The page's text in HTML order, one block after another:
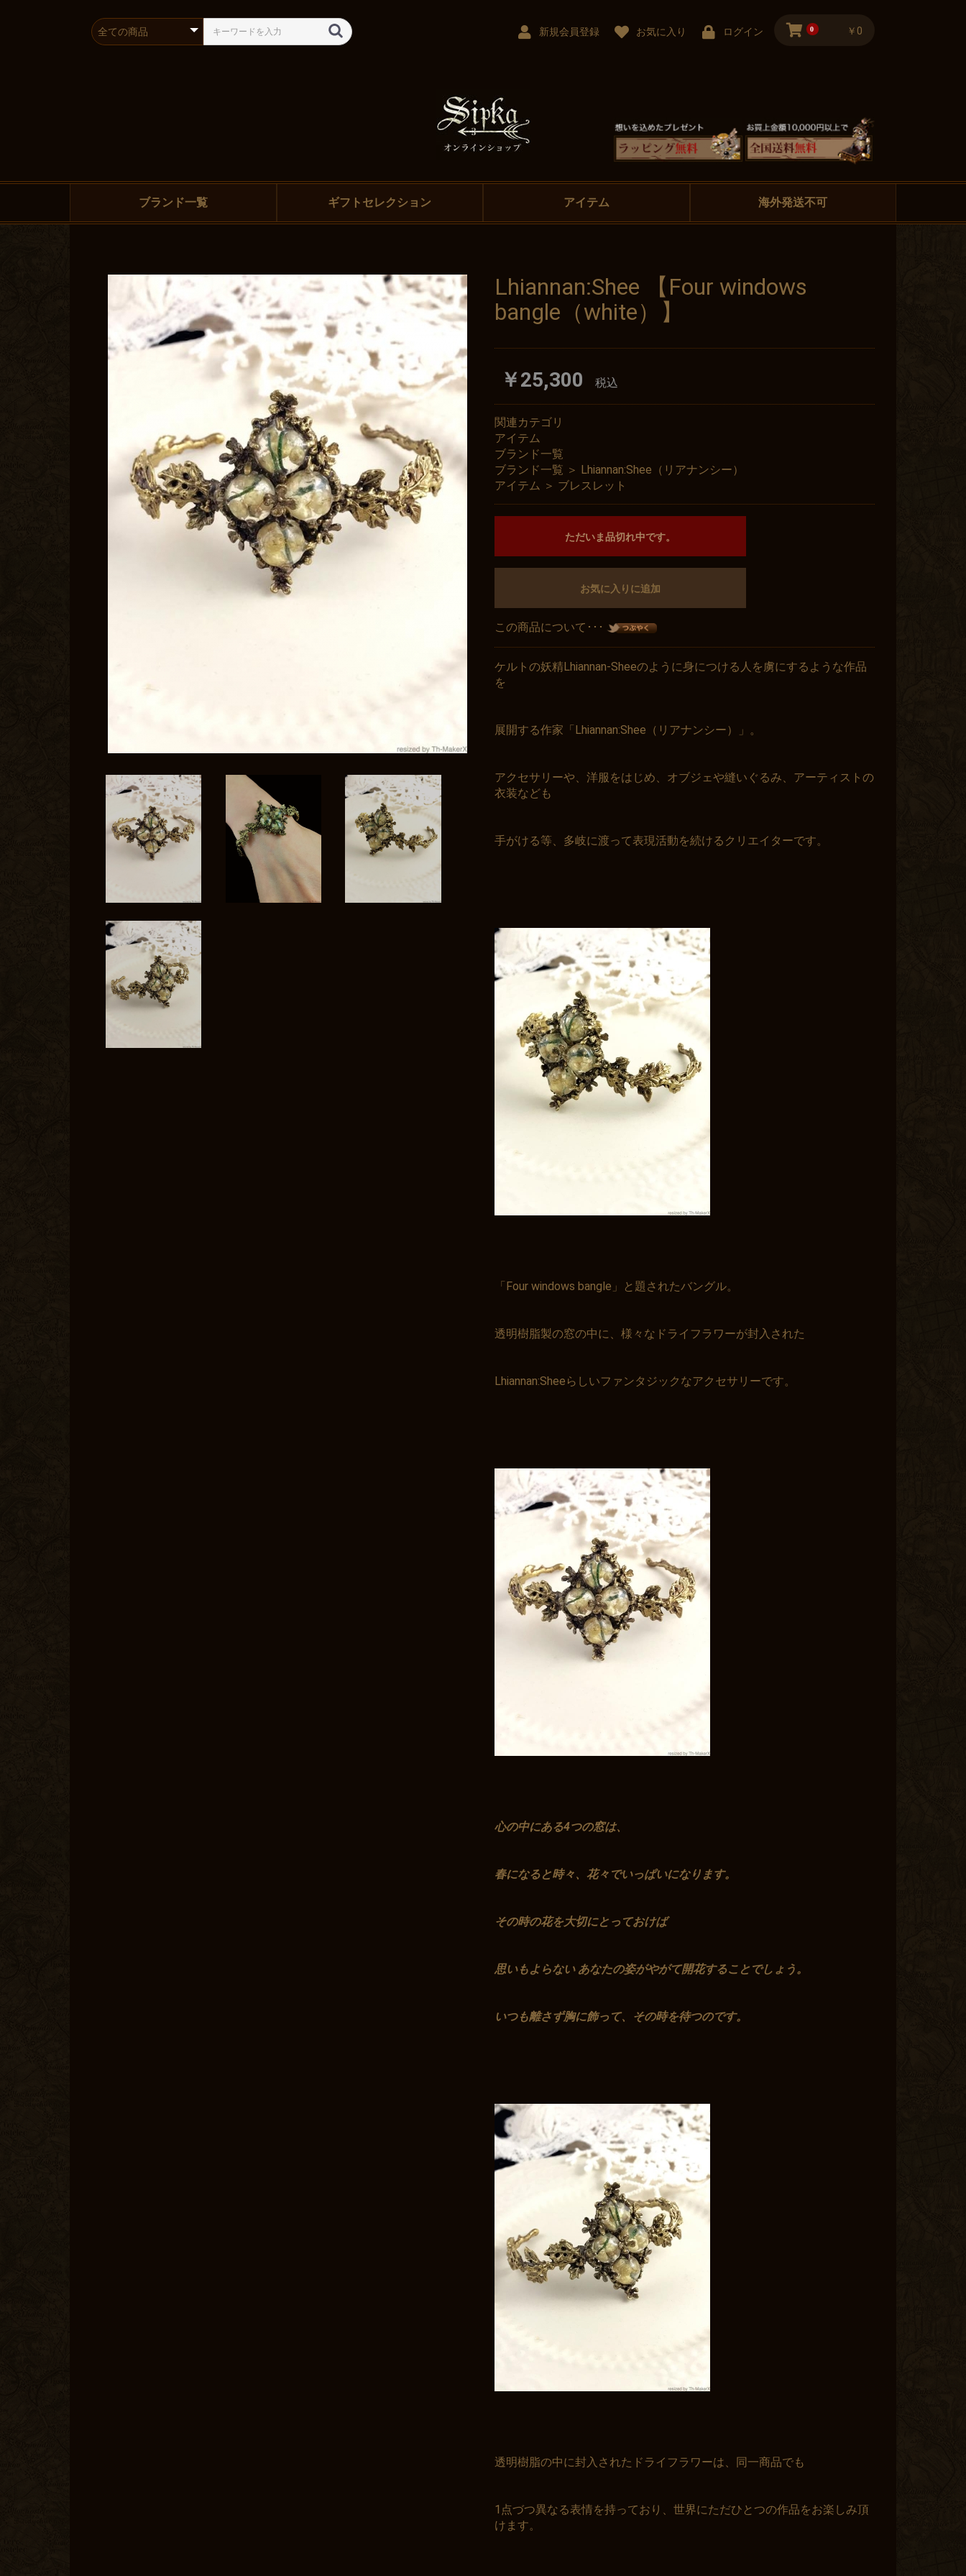
新規会員登録 お気に入り ログイン 0 ￥0
ブランド一覧 ギフトセレクション アイテム 海外発送不可
Lhiannan:Shee 【Four windows
bangle（white）】
￥25,300 税込
関連カテゴリ
アイテム
ブランド一覧
ブランド一覧 ＞ Lhiannan:Shee（リアナンシー）
アイテム ＞ ブレスレット
ただいま品切れ中です。
カートへ進む
お気に入りに追加
この商品について･･･
ケルトの妖精Lhiannan-Sheeのように身につける人を虜にするような作品
を
展開する作家「Lhiannan:Shee（リアナンシー）」。
アクセサリーや、洋服をはじめ、オブジェや縫いぐるみ、アーティストの
衣装なども
手がける等、多岐に渡って表現活動を続けるクリエイターです。
「Four windows bangle」と題されたバングル。
透明樹脂製の窓の中に、様々なドライフラワーが封入された
Lhiannan:Sheeらしいファンタジックなアクセサリーです。
心の中にある4つの窓は、
春になると時々、花々でいっぱいになります。
その時の花を大切にとっておけば
思いもよらない あなたの姿がやがて開花することでしょう。
いつも離さず胸に飾って、その時を待つのです。
透明樹脂の中に封入されたドライフラワーは、同一商品でも
1点づつ異なる表情を持っており、世界にただひとつの作品をお楽しみ頂
けます。